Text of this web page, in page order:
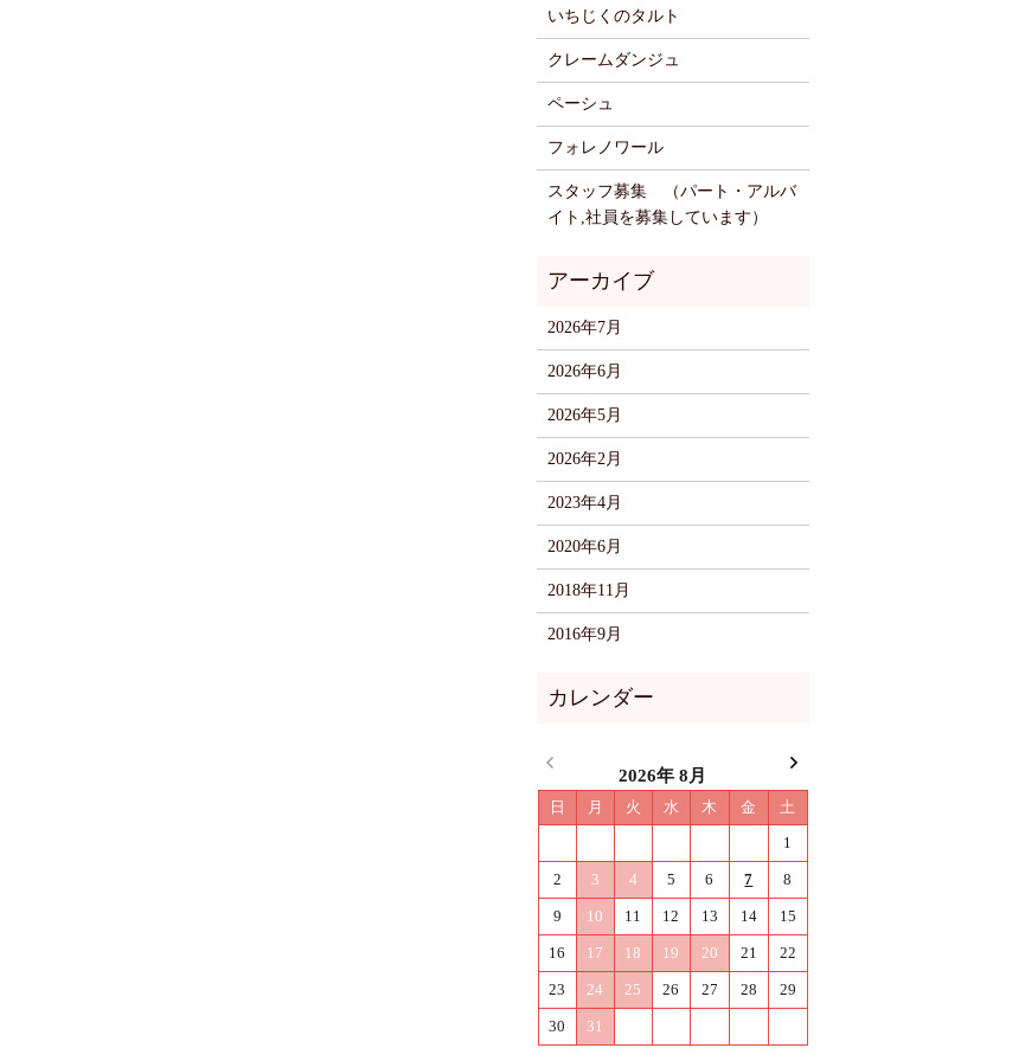
いちじくのタルト
クレームダンジュ
ペーシュ
フォレノワール
スタッフ募集 （パート・アルバ
イト,社員を募集しています）
2026年7月
2026年6月
2026年5月
2026年2月
2023年4月
2020年6月
2018年11月
2016年9月
2026年 8月
日 月 火 水 木 金
土
1
2 3 4 5 6 7 8
9 10 11 12 13 14 15
16 17 18 19 20 21 22
23 24 25 26 27 28 29
30 31